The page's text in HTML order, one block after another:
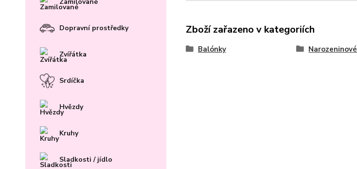
Dopravní prostředky
Zvířátka
Srdíčka
Hvězdy
Kruhy
Sladkosti / jídlo
Zboží zařazeno v kategoriích
Balónky Narozeninové